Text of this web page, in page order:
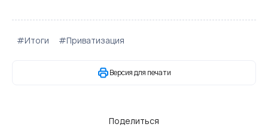
#Итоги #Приватизация
Версия для печати
Поделиться